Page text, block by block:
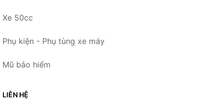
Xe 50cc
Phụ kiện - Phụ tùng xe máy
Mũ bảo hiểm
LIÊN HỆ